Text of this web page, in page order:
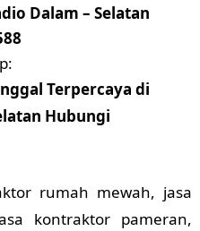
Dalam – Selatan
Terpercaya di
Hubungi
rumah mewah, jasa
kontraktor pameran,